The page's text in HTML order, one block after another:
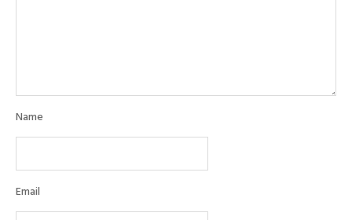
Name
Email